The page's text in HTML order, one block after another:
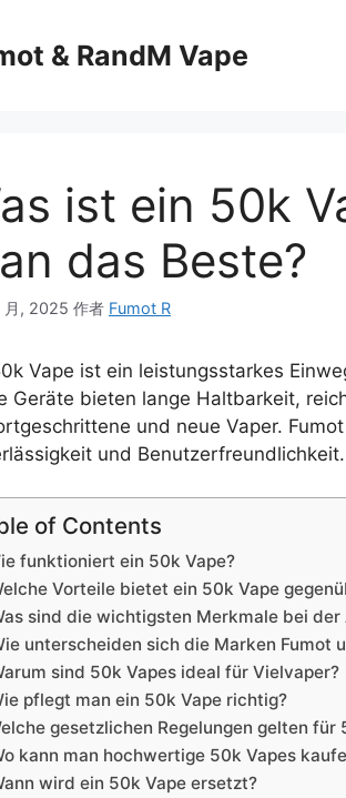
& RandM Vape
ist ein 50k
das Beste?
月, 2025 作者 Fumot R
Vape ist ein leistungsstarkes
Geräte bieten lange Haltbarkeit,
und neue Vaper.
und Benutzerfreundlichkeit.
of Contents
funktioniert ein 50k Vape?
Vorteile bietet ein 50k Vape
sind die wichtigsten Merkmale bei der
unterscheiden sich die Marken Fumot
sind 50k Vapes ideal für Vielvaper?
pflegt man ein 50k Vape richtig?
gesetzlichen Regelungen gelten für
kann man hochwertige 50k Vapes
wird ein 50k Vape ersetzt?